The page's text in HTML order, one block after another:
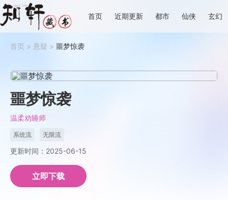
首页 近期更新 都市 仙侠 玄幻
首页 > 悬疑 > 噩梦惊袭
噩梦惊袭
温柔劝睡师
系统流 无限流
更新时间：2025-06-15
立即下载